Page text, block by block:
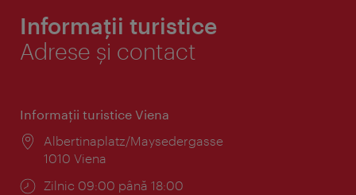
Informații turistice
Adrese și contact
Informaţii turistice Viena
Locul:
Albertinaplatz/Maysedergasse
1010 Viena
Program:
Zilnic 09:00 până 18:00